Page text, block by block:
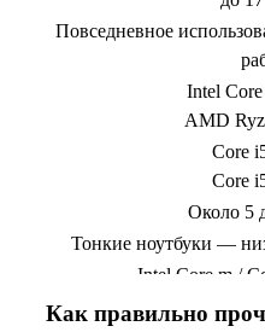
Повседневное
Intel
AMD
Core
Core
Около 5
Тонкие ноутбуки —
Intel Core m /
Core m3,
Как правильно